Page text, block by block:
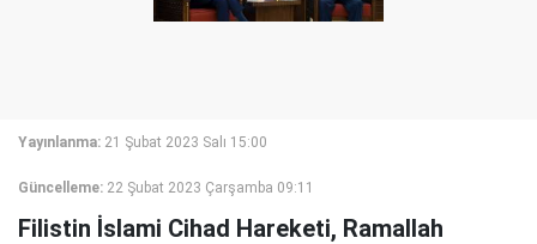
Yayınlanma: 21 Şubat 2023 Salı 15:00
Güncelleme: 22 Şubat 2023 Çarşamba 09:11
Filistin İslami Cihad Hareketi, Ramallah